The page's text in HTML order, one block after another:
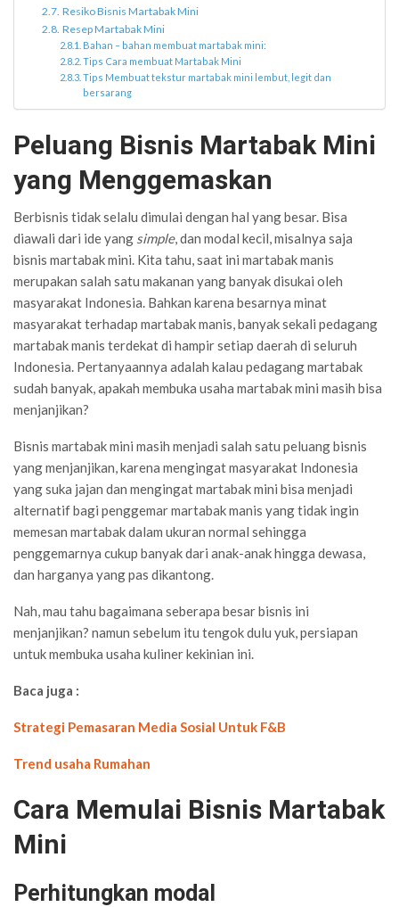
Resiko Bisnis Martabak Mini
Resep Martabak Mini
Bahan – bahan membuat martabak mini:
Tips Cara membuat Martabak Mini
Tips Membuat tekstur martabak mini lembut, legit dan
bersarang
Peluang Bisnis Martabak Mini
yang Menggemaskan
Berbisnis tidak selalu dimulai dengan hal yang besar. Bisa
diawali dari ide yang simple, dan modal kecil, misalnya saja
bisnis martabak mini. Kita tahu, saat ini martabak manis
merupakan salah satu makanan yang banyak disukai oleh
masyarakat Indonesia. Bahkan karena besarnya minat
masyarakat terhadap martabak manis, banyak sekali pedagang
martabak manis terdekat di hampir setiap daerah di seluruh
Indonesia. Pertanyaannya adalah kalau pedagang martabak
sudah banyak, apakah membuka usaha martabak mini masih bisa
menjanjikan?
Bisnis martabak mini masih menjadi salah satu peluang bisnis
yang menjanjikan, karena mengingat masyarakat Indonesia
yang suka jajan dan mengingat martabak mini bisa menjadi
alternatif bagi penggemar martabak manis yang tidak ingin
memesan martabak dalam ukuran normal sehingga
penggemarnya cukup banyak dari anak-anak hingga dewasa,
dan harganya yang pas dikantong.
Nah, mau tahu bagaimana seberapa besar bisnis ini
menjanjikan? namun sebelum itu tengok dulu yuk, persiapan
untuk membuka usaha kuliner kekinian ini.
Baca juga :
Strategi Pemasaran Media Sosial Untuk F&B
Trend usaha Rumahan
Cara Memulai Bisnis Martabak
Mini
Perhitungkan modal